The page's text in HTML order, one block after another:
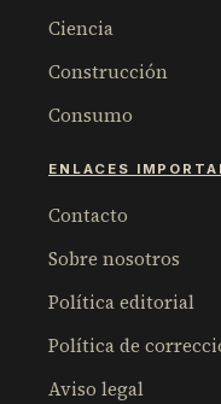
Ciencia
Construcción
Consumo
ENLACES
Contacto
Sobre nosotros
Política editorial
Política de
Aviso legal